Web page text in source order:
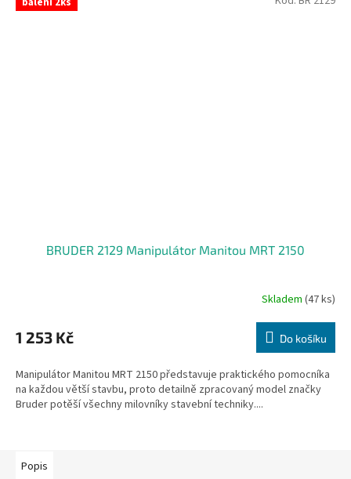
BRUDER 2129 Manipulátor Manitou MRT 2150
produktu
je
z
5
hvězdiček.
Skladem(47 ks)
1 253 Kč Do košíku
Manipulátor Manitou MRT 2150 představuje praktického pomocníka
na každou větší stavbu, proto detailně zpracovaný model značky
Bruder potěší všechny milovníky stavební techniky....
Popis